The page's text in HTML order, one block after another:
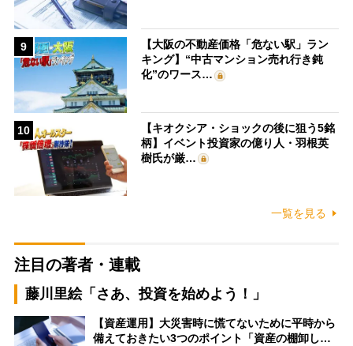
9
【大阪の不動産価格「危ない駅」ラン
キング】“中古マンション売れ行き鈍
化”のワース…
10
【キオクシア・ショックの後に狙う5銘
柄】イベント投資家の億り人・羽根英
樹氏が厳…
一覧を見る
注目の著者・連載
藤川里絵「さあ、投資を始めよう！」
【資産運用】大災害時に慌てないために平時から
備えておきたい3つのポイント「資産の棚卸し…